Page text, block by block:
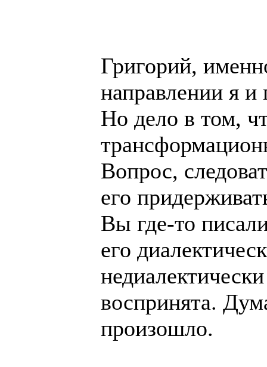
Григорий,
направлении я и
Но дело в том,
Вопрос,
его
Вы где-то
его
воспринята.
произошло.